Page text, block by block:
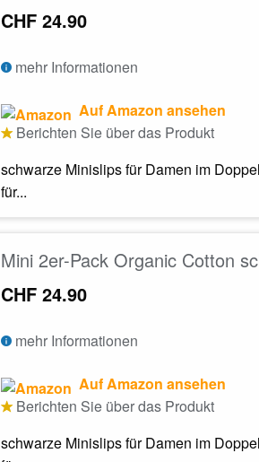
CHF 24.90
mehr Informationen
Auf Amazon ansehen
Berichten Sie über das Produkt
schwarze Minislips für Damen im
für...
Mini 2er-Pack Organic Cotton
CHF 24.90
mehr Informationen
Auf Amazon ansehen
Berichten Sie über das Produkt
schwarze Minislips für Damen im